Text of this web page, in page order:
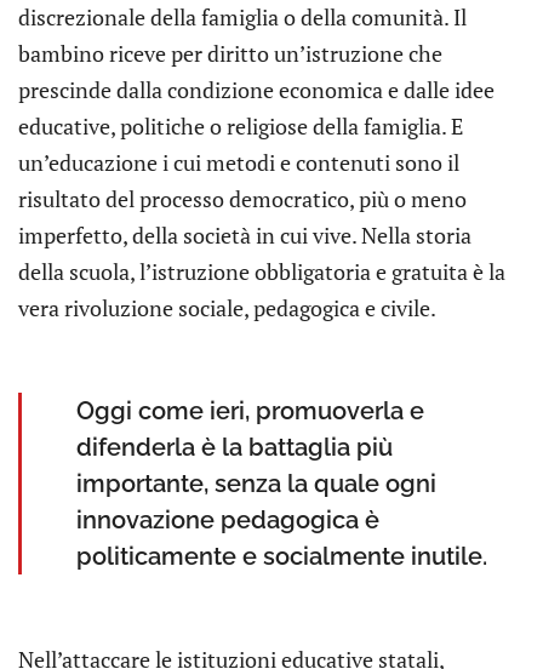
discrezionale della famiglia o della comunità. Il
bambino riceve per diritto un’istruzione che
prescinde dalla condizione economica e dalle idee
educative, politiche o religiose della famiglia. E
un’educazione i cui metodi e contenuti sono il
risultato del processo democratico, più o meno
imperfetto, della società in cui vive. Nella storia
della scuola, l’istruzione obbligatoria e gratuita è la
vera rivoluzione sociale, pedagogica e civile.
Oggi come ieri, promuoverla e
difenderla è la battaglia più
importante, senza la quale ogni
innovazione pedagogica è
politicamente e socialmente inutile.
Nell’attaccare le istituzioni educative statali,